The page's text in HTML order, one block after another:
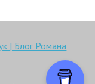
| Блог Романа